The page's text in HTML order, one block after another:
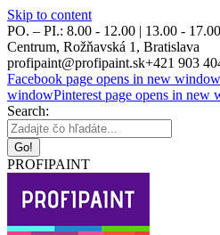
Skip to content
PO. – PI.: 8.00 - 12.00 | 13.00 - 17.00
Centrum, Rožňavská 1, Bratislava
profipaint@profipaint.sk+421 903
Facebook page opens in new window
windowPinterest page opens in new
Search:
PROFIPAINT